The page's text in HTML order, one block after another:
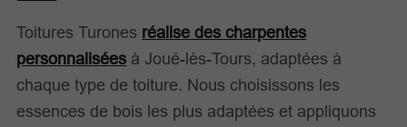
Toitures Turones réalise des charpentes
personnalisées à Joué-lès-Tours, adaptées à
chaque type de toiture. Nous choisissons les
essences de bois les plus adaptées et appliquons